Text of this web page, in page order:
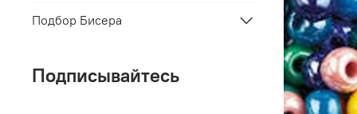
Подбор Бисера
Подписывайтесь